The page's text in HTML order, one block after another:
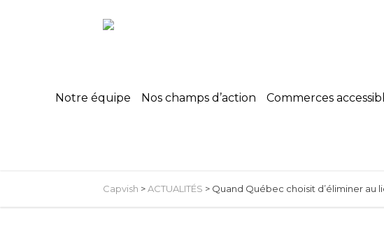
Notre équipe Nos champs d’action Commerces
Capvish >ACTUALITÉS > Quand Québec choisit d’éliminer au